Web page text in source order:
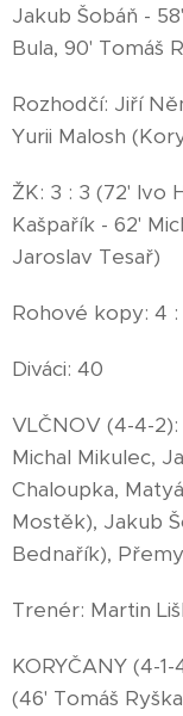
Jakub Šobáň -
Bula, 90' Tomáš
Rozhodčí: Jiří
Yurii Malosh
ŽK: 3 : 3 (72' Ivo
Kašpařík - 62'
Jaroslav Tesař)
Rohové kopy: 4 :
Diváci: 40
VLČNOV (4-4-
Michal Mikulec,
Chaloupka,
Mostěk), Jakub
Bednařík),
Trenér: Martin
KORYČANY (4-
(46' Tomáš